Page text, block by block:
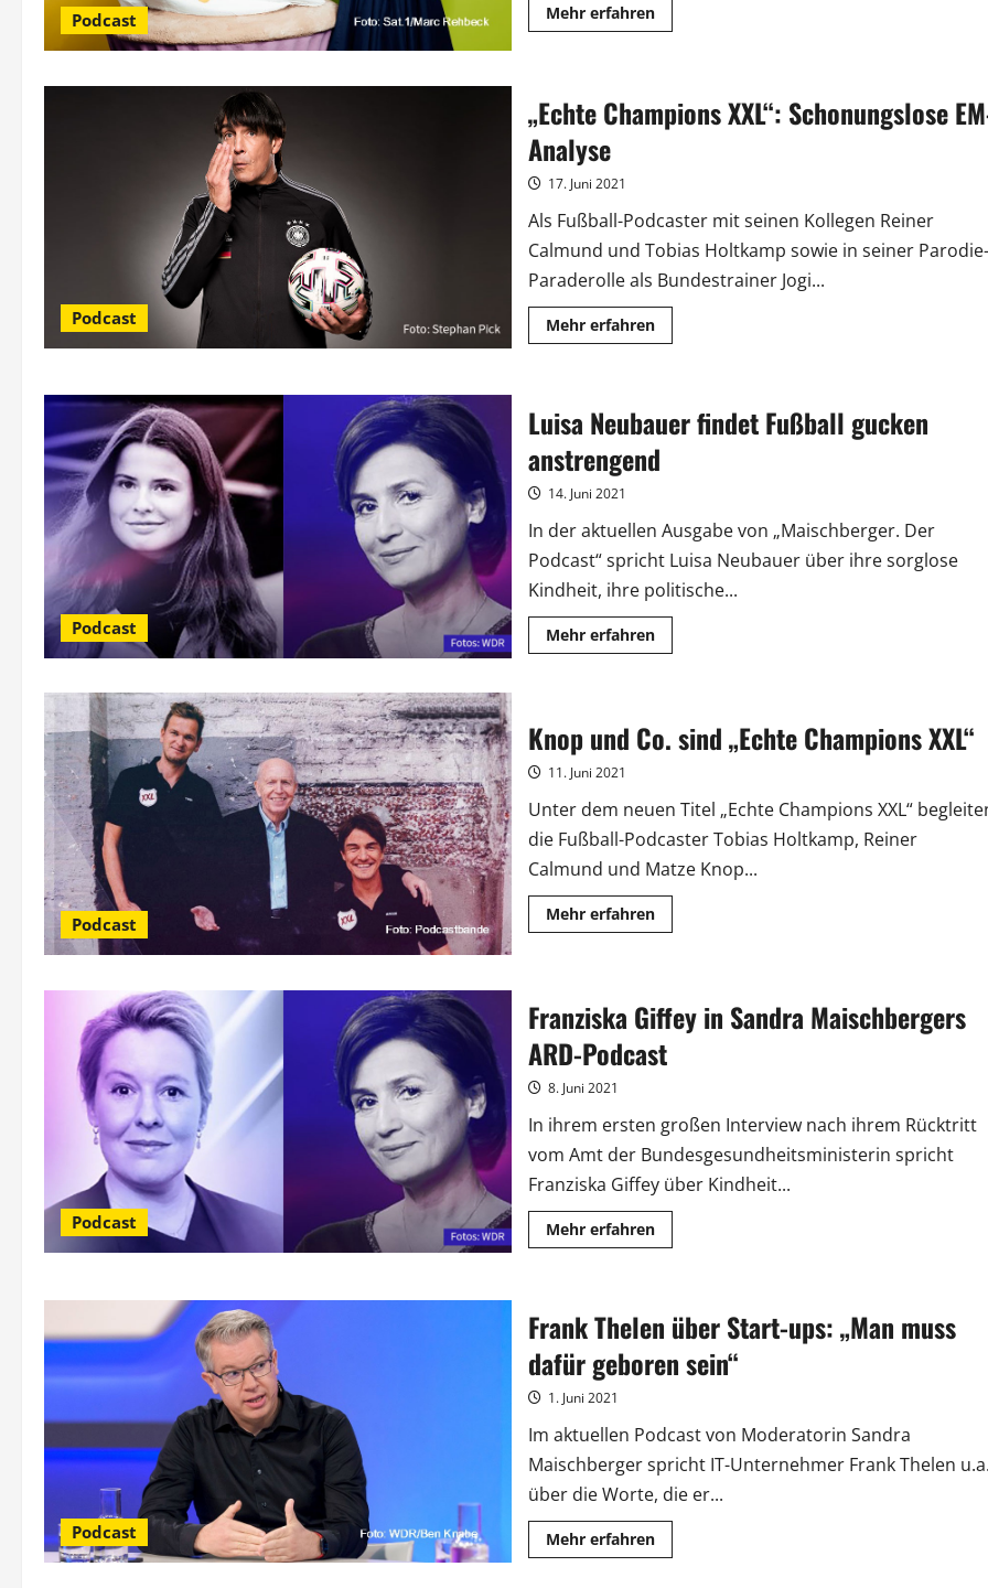
Podcast Mehr erfahrenMehr
Informationen
Podcast:
Einstimmung
auf
Podcast
„Echte Champions XXL“: Schonungslose
Analyse
17. Juni 2021
Als Fußball-Podcaster mit seinen Kollegen Reiner
Calmund und Tobias Holtkamp sowie in seiner Parodie-
Paraderolle als Bundestrainer Jogi...
Mehr erfahrenMehr
Informationen
Schonungslose
EM-
Analyse
Podcast
Luisa Neubauer findet Fußball gucken
anstrengend
14. Juni 2021
In der aktuellen Ausgabe von „Maischberger. Der
Podcast“ spricht Luisa Neubauer über ihre sorglose
Kindheit, ihre politische...
Mehr erfahrenMehr
Informationen
Fußball
gucken
anstrengend
Podcast
Knop und Co. sind „Echte Champions XXL“
11. Juni 2021
Unter dem neuen Titel „Echte Champions XXL“
die Fußball-Podcaster Tobias Holtkamp, Reiner
Calmund und Matze Knop...
Mehr erfahrenMehr
Informationen
sind
„Echte
Champions
XXL“
Podcast
Franziska Giffey in Sandra Maischbergers
ARD-Podcast
8. Juni 2021
In ihrem ersten großen Interview nach ihrem Rücktritt
vom Amt der Bundesgesundheitsministerin spricht
Franziska Giffey über Kindheit...
Mehr erfahrenMehr
Informationen
Sandra
Maischbergers
Podcast
Podcast
Frank Thelen über Start-ups: „Man muss
dafür geboren sein“
1. Juni 2021
Im aktuellen Podcast von Moderatorin Sandra
Maischberger spricht IT-Unternehmer Frank Thelen
über die Worte, die er...
Mehr erfahrenMehr
Informationen